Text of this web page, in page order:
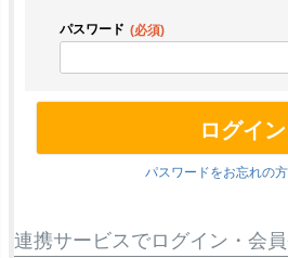
パスワード (必須)
ログイン
パスワードをお忘れの
連携サービスでログイン・会